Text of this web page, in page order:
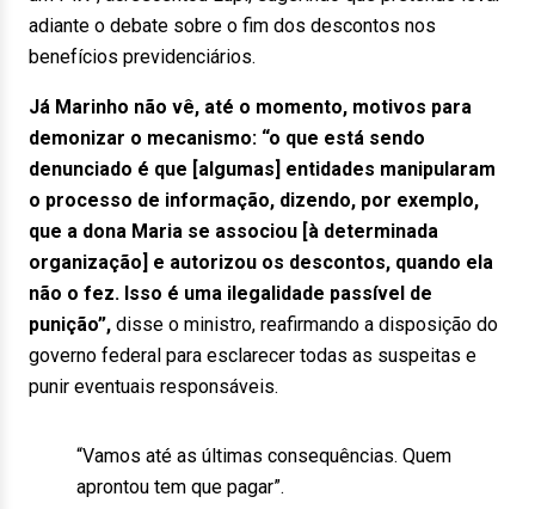
adiante o debate sobre o fim dos descontos nos
benefícios previdenciários.
Já Marinho não vê, até o momento, motivos para
demonizar o mecanismo: “o que está sendo
denunciado é que [algumas] entidades manipularam
o processo de informação, dizendo, por exemplo,
que a dona Maria se associou [à determinada
organização] e autorizou os descontos, quando ela
não o fez. Isso é uma ilegalidade passível de
punição”, disse o ministro, reafirmando a disposição do
governo federal para esclarecer todas as suspeitas e
punir eventuais responsáveis.
“Vamos até as últimas consequências. Quem
aprontou tem que pagar”.